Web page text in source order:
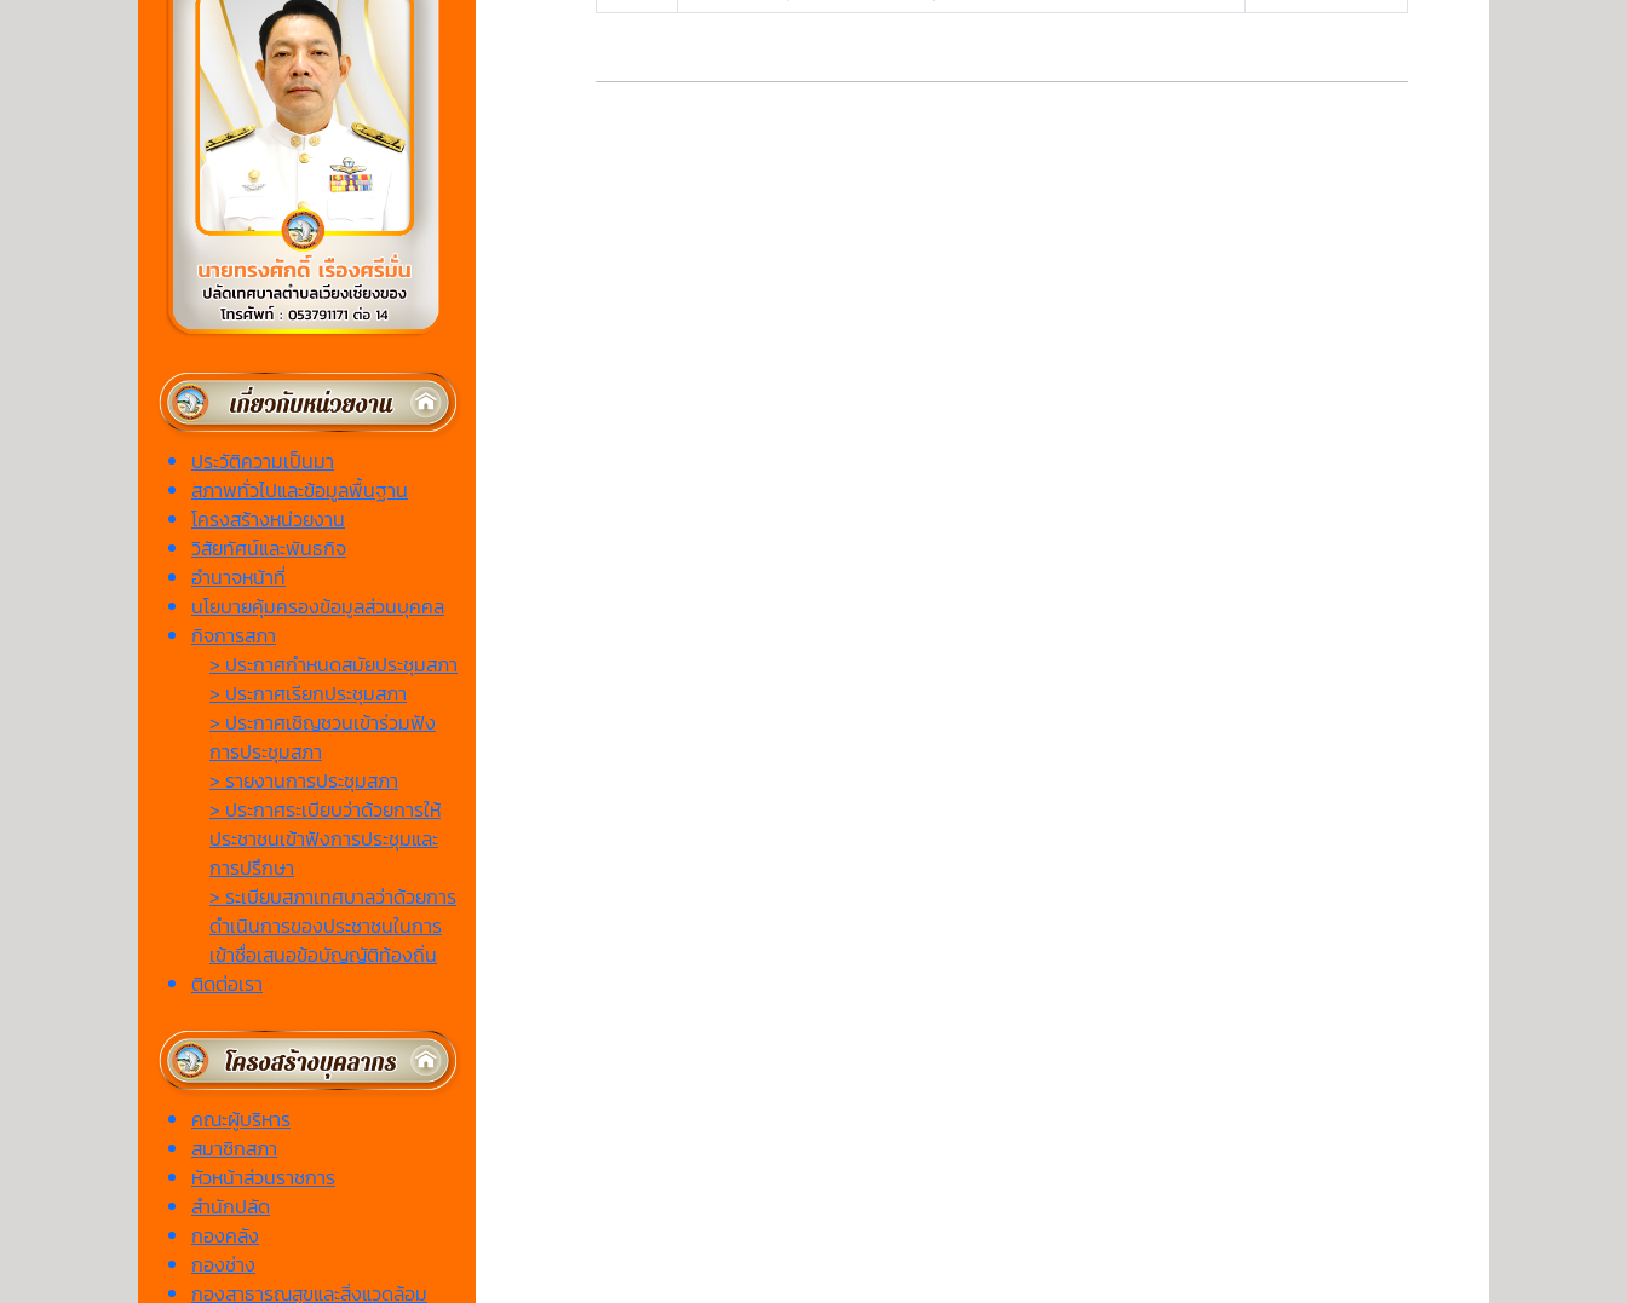
ประวัติความเป็นมา
สภาพทั่วไปและข้อมูลพื้นฐาน
โครงสร้างหน่วยงาน
วิสัยทัศน์และพันธกิจ
อำนาจหน้าที่
นโยบายคุ้มครองข้อมูลส่วนบุคคล
กิจการสภา
> ประกาศกำหนดสมัยประชุมสภา
> ประกาศเรียกประชุมสภา
> ประกาศเชิญชวนเข้าร่วมฟัง
การประชุมสภา
> รายงานการประชุมสภา
> ประกาศระเบียบว่าด้วยการให้
ประชาชนเข้าฟังการประชุมและ
การปรึกษา
> ระเบียบสภาเทศบาลว่าด้วยการ
ดำเนินการของประชาชนในการ
เข้าชื่อเสนอข้อบัญญัติท้องถิ่น
ติดต่อเรา
คณะผู้บริหาร
สมาชิกสภา
หัวหน้าส่วนราชการ
สำนักปลัด
กองคลัง
กองช่าง
กองสาธารณสุขและสิ่งแวดล้อม